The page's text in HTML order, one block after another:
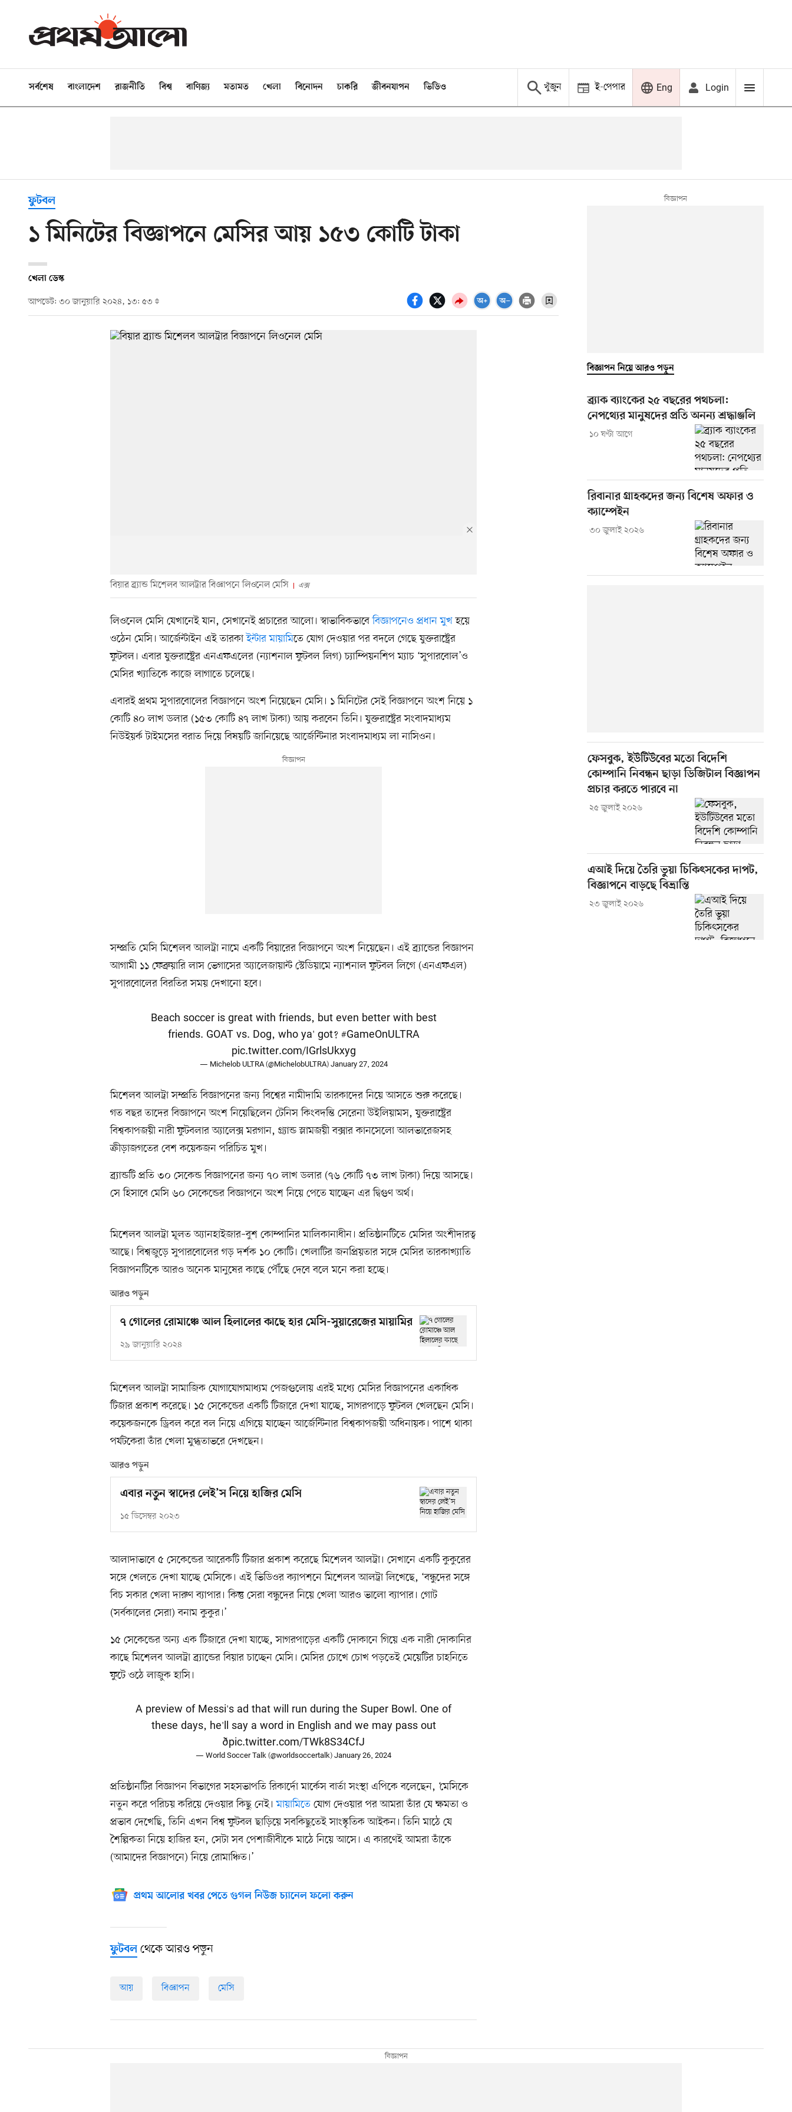
সর্বশেষ বাংলাদেশ রাজনীতি বিশ্ব বাণিজ্য মতামত খেলা বিনোদন চাকরি জীবনযাপন ভিডিও খুঁজুন ই-পেপার Eng Login
ফুটবল
১ মিনিটের বিজ্ঞাপনে মেসির আয় ১৫৩ কোটি টাকা
খেলা ডেস্ক
আপডেট: ৩০ জানুয়ারি ২০২৪, ১৩: ৫৩
বিয়ার ব্র্যান্ড মিশেলব আলট্রার বিজ্ঞাপনে লিওনেল মেসি এক্স
লিওনেল মেসি যেখানেই যান, সেখানেই প্রচারের আলো। স্বাভাবিকভাবেবিজ্ঞাপনেও প্রধান মুখহয়ে
ওঠেন মেসি। আর্জেন্টাইন এই তারকাইন্টার মায়ামিতে যোগ দেওয়ার পর বদলে গেছে যুক্তরাষ্ট্রের
ফুটবল। এবার যুক্তরাষ্ট্রের এনএফএলের (ন্যাশনাল ফুটবল লিগ) চ্যাম্পিয়নশিপ ম্যাচ ‘সুপারবোল’ও
মেসির খ্যাতিকে কাজে লাগাতে চলেছে।
এবারই প্রথম সুপারবোলের বিজ্ঞাপনে অংশ নিয়েছেন মেসি। ১ মিনিটের সেই বিজ্ঞাপনে অংশ নিয়ে ১
কোটি ৪০ লাখ ডলার (১৫৩ কোটি ৪৭ লাখ টাকা) আয় করবেন তিনি। যুক্তরাষ্ট্রের সংবাদমাধ্যম
নিউইয়র্ক টাইমসের বরাত দিয়ে বিষয়টি জানিয়েছে আর্জেন্টিনার সংবাদমাধ্যম লা নাসিওন।
সম্প্রতি মেসি মিশেলব আলট্রা নামে একটি বিয়ারের বিজ্ঞাপনে অংশ নিয়েছেন। এই ব্র্যান্ডের বিজ্ঞাপন
আগামী ১১ ফেব্রুয়ারি লাস ভেগাসের অ্যালেজায়ান্ট স্টেডিয়ামে ন্যাশনাল ফুটবল লিগে (এনএফএল)
সুপারবোলের বিরতির সময় দেখানো হবে।
Beach soccer is great with friends, but even better with best
friends. GOAT vs. Dog, who ya' got? #GameOnULTRA
pic.twitter.com/IGrlsUkxyg
— Michelob ULTRA (@MichelobULTRA)January 27, 2024
মিশেলব আলট্রা সম্প্রতি বিজ্ঞাপনের জন্য বিশ্বের নামীদামি তারকাদের নিয়ে আসতে শুরু করেছে।
গত বছর তাদের বিজ্ঞাপনে অংশ নিয়েছিলেন টেনিস কিংবদন্তি সেরেনা উইলিয়ামস, যুক্তরাষ্ট্রের
বিশ্বকাপজয়ী নারী ফুটবলার অ্যালেক্স মরগান, গ্র্যান্ড স্লামজয়ী বক্সার কানসেলো আলভারেজসহ
ক্রীড়াজগতের বেশ কয়েকজন পরিচিত মুখ।
ব্র্যান্ডটি প্রতি ৩০ সেকেন্ড বিজ্ঞাপনের জন্য ৭০ লাখ ডলার (৭৬ কোটি ৭৩ লাখ টাকা) দিয়ে আসছে।
সে হিসাবে মেসি ৬০ সেকেন্ডের বিজ্ঞাপনে অংশ নিয়ে পেতে যাচ্ছেন এর দ্বিগুণ অর্থ।
মিশেলব আলট্রা মূলত অ্যানহাইজার–বুশ কোম্পানির মালিকানাধীন। প্রতিষ্ঠানটিতে মেসির অংশীদারত্ব
আছে। বিশ্বজুড়ে সুপারবোলের গড় দর্শক ১০ কোটি। খেলাটির জনপ্রিয়তার সঙ্গে মেসির তারকাখ্যাতি
বিজ্ঞাপনটিকে আরও অনেক মানুষের কাছে পৌঁছে দেবে বলে মনে করা হচ্ছে।
আরও পড়ুন
৭ গোলের রোমাঞ্চে আল হিলালের কাছে হার মেসি-সুয়ারেজের মায়ামির
২৯ জানুয়ারি ২০২৪
মিশেলব আলট্রা সামাজিক যোগাযোগমাধ্যম পেজগুলোয় এরই মধ্যে মেসির বিজ্ঞাপনের একাধিক
টিজার প্রকাশ করেছে। ১৫ সেকেন্ডের একটি টিজারে দেখা যাচ্ছে, সাগরপাড়ে ফুটবল খেলছেন মেসি।
কয়েকজনকে ড্রিবল করে বল নিয়ে এগিয়ে যাচ্ছেন আর্জেন্টিনার বিশ্বকাপজয়ী অধিনায়ক। পাশে থাকা
পর্যটকেরা তাঁর খেলা মুগ্ধতাভরে দেখছেন।
আরও পড়ুন
এবার নতুন স্বাদের লেই’স নিয়ে হাজির মেসি
১৫ ডিসেম্বর ২০২৩
আলাদাভাবে ৫ সেকেন্ডের আরেকটি টিজার প্রকাশ করেছে মিশেলব আলট্রা। সেখানে একটি কুকুরের
সঙ্গে খেলতে দেখা যাচ্ছে মেসিকে। এই ভিডিওর ক্যাপশনে মিশেলব আলট্রা লিখেছে, ‘বন্ধুদের সঙ্গে
বিচ সকার খেলা দারুণ ব্যাপার। কিন্তু সেরা বন্ধুদের নিয়ে খেলা আরও ভালো ব্যাপার। গোট
(সর্বকালের সেরা) বনাম কুকুর।’
১৫ সেকেন্ডের অন্য এক টিজারে দেখা যাচ্ছে, সাগরপাড়ের একটি দোকানে গিয়ে এক নারী দোকানির
কাছে মিশেলব আলট্রা ব্র্যান্ডের বিয়ার চাচ্ছেন মেসি। মেসির চোখে চোখ পড়তেই মেয়েটির চাহনিতে
ফুটে ওঠে লাজুক হাসি।
A preview of Messi's ad that will run during the Super Bowl. One of
these days, he'll say a word in English and we may pass out
ðpic.twitter.com/TWk8S34CfJ
— World Soccer Talk (@worldsoccertalk)January 26, 2024
প্রতিষ্ঠানটির বিজ্ঞাপন বিভাগের সহসভাপতি রিকার্দো মার্কেস বার্তা সংস্থা এপিকে বলেছেন, ‘মেসিকে
নতুন করে পরিচয় করিয়ে দেওয়ার কিছু নেই।মায়ামিতে যোগ দেওয়ার পর আমরা তাঁর যে ক্ষমতা ও
প্রভাব দেখেছি, তিনি এখন বিশ্ব ফুটবল ছাড়িয়ে সবকিছুতেই সাংস্কৃতিক আইকন। তিনি মাঠে যে
শৈল্পিকতা নিয়ে হাজির হন, সেটা সব পেশাজীবীকে মাঠে নিয়ে আসে। এ কারণেই আমরা তাঁকে
(আমাদের বিজ্ঞাপনে) নিয়ে রোমাঞ্চিত।’
প্রথম আলোর খবর পেতে গুগল নিউজ চ্যানেল ফলো করুন
ফুটবল থেকে আরও পড়ুন
আয় বিজ্ঞাপন মেসি
বিজ্ঞাপন নিয়ে আরও পড়ুন
ব্র্যাক ব্যাংকের ২৫ বছরের পথচলা:
নেপথ্যের মানুষদের প্রতি অনন্য শ্রদ্ধাঞ্জলি
১০ ঘণ্টা আগে
রিবানার গ্রাহকদের জন্য বিশেষ অফার ও
ক্যাম্পেইন
৩০ জুলাই ২০২৬
ফেসবুক, ইউটিউবের মতো বিদেশি
কোম্পানি নিবন্ধন ছাড়া ডিজিটাল বিজ্ঞাপন
প্রচার করতে পারবে না
২৫ জুলাই ২০২৬
এআই দিয়ে তৈরি ভুয়া চিকিৎসকের দাপট,
বিজ্ঞাপনে বাড়ছে বিভ্রান্তি
২৩ জুলাই ২০২৬